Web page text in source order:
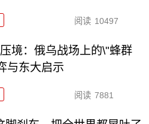
阅读 10497
境：俄乌战场上的\"蜂群
与东大启示
阅读 7881